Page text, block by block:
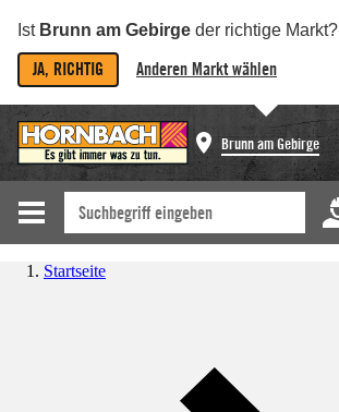
Ist Brunn am Gebirge der richtige Markt?
JA, RICHTIG Anderen Markt wählen
Brunn am Gebirge
Startseite